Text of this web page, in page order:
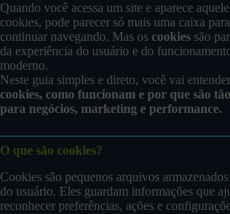
Quando você acessa um site e aparece
cookies, pode parecer só mais uma caixa
continuar navegando. Mas os cookies são
da experiência do usuário e do
moderno.
Neste guia simples e direto, você vai entender
cookies, como funcionam e por que são
para negócios, marketing e performance.
O que são cookies?
Cookies são pequenos arquivos
do usuário. Eles guardam informações que
reconhecer preferências, ações e